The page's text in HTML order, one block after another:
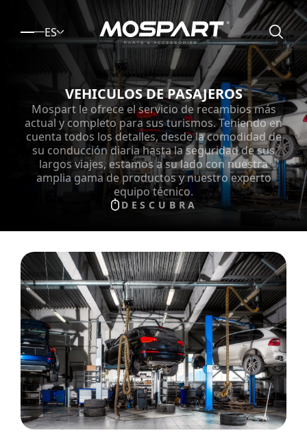
ES
VEHICULOS DE PASAJEROS
Mospart le ofrece el servicio de recambios más
actual y completo para sus turismos. Teniendo en
cuenta todos los detalles, desde la comodidad de
su conducción diaria hasta la seguridad de sus
largos viajes, estamos a su lado con nuestra
amplia gama de productos y nuestro experto
equipo técnico.
DESCUBRA